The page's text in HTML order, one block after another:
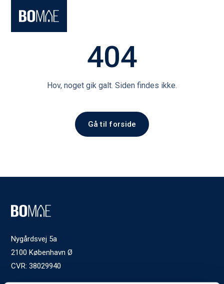
404
Hov, noget gik galt. Siden findes ikke.
Gå til forside
Nygårdsvej 5a
2100 København Ø
CVR: 38029940